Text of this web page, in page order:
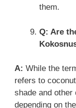
them.
Q: Are
A: While the
refers to
shade and
depending on